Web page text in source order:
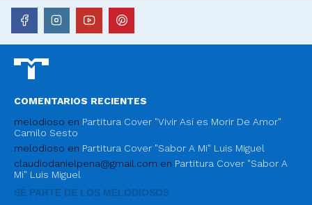
COMENTARIOS RECIENTES
melodioso en Partitura Cover "Vivir Así es Morir De Amor"
Camilo Sesto
melodioso en Partitura Cover "Sabor A Mi" Luis Miguel
claudiodanielpena@gmail.com en Partitura Cover "Sabor A
Mi" Luis Miguel